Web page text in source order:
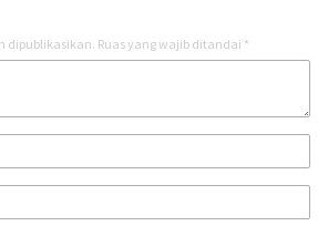
dipublikasikan. Ruas yang wajib ditandai *